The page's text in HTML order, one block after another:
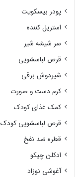
پودر بیسکویت
استریل کننده
سر شیشه شیر
قرص لباسشویی
شیردوش برقی
کرم دست و صورت
کمک غذای کودک
قرص لباسشویی کودک
قطره ضد نفخ
ادکلن چیکو
آغوشی نوزاد